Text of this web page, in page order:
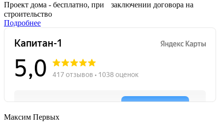
Проект дома - бесплатно, при заключении договора на
строительство
Подробнее
Максим Первых